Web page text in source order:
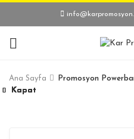
Ana Sayfa Promosyon
Kapat
Kapat
Kapat
Kapat
Kapat
Kapat
Kapat
Kapat
Kapat
Kapat